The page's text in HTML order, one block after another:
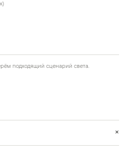
подходящий сценарий света.
+